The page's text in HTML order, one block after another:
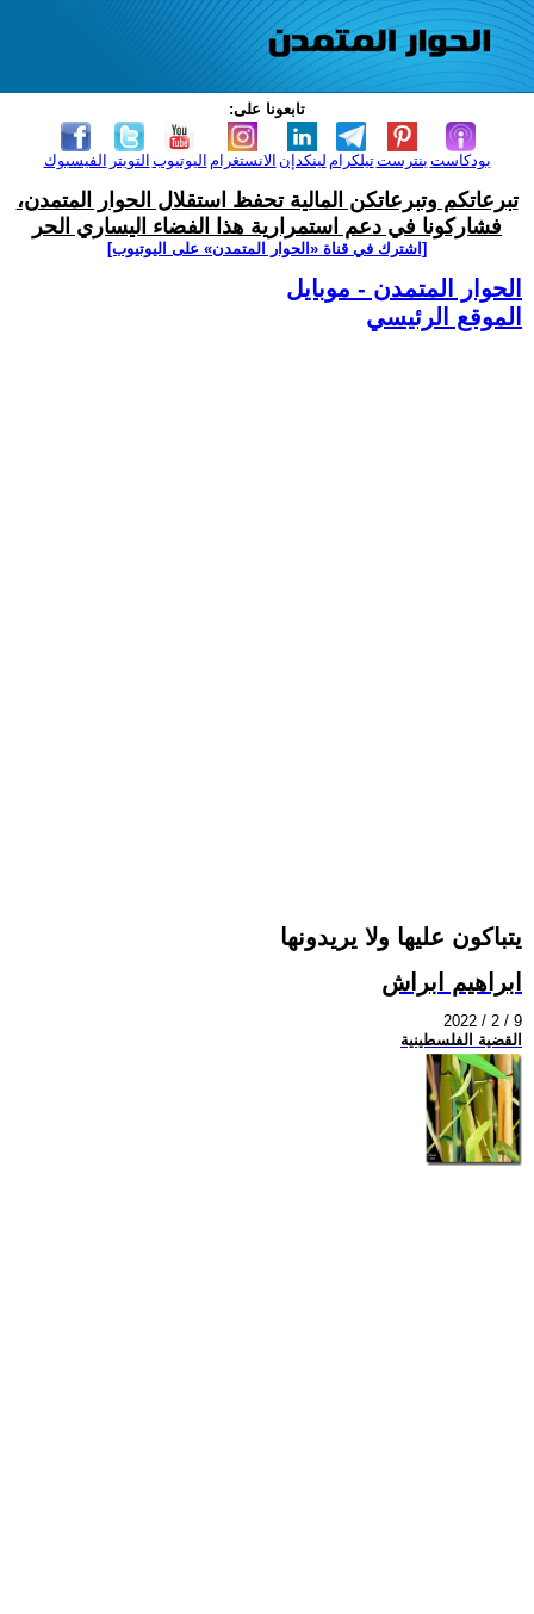
تابعونا على:
الفيسبوك التويتر اليوتيوب الانستغرام لينكدإن تيلكرامبنترست بودكاست
تبرعاتكم وتبرعاتكن المالية تحفظ استقلال الحوار المتمدن،
فشاركونا في دعم استمرارية هذا الفضاء اليساري الحر
[اشترك في قناة ‫«الحوار المتمدن» على اليوتيوب]
الحوار المتمدن - موبايل
الموقع الرئيسي
يتباكون عليها ولا يريدونها
ابراهيم ابراش
2022 / 2 / 9
القضية الفلسطينية